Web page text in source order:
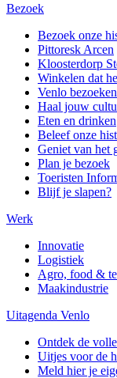
Bezoek
Bezoek onze
Pittoresk Arcen
Kloosterdorp
Winkelen dat
Venlo
Haal jouw
Eten en drinken
Beleef onze
Geniet van het
Plan je bezoek
Toeristen
Blijf je slapen?
Werk
Innovatie
Logistiek
Agro, food &
Maakindustrie
Uitagenda Venlo
Ontdek de
Uitjes voor de
Meld hier je